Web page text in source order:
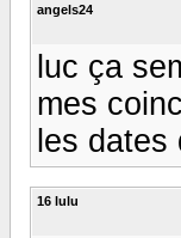
angels24
luc ça
mes
les dates
16 lulu